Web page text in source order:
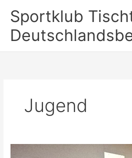
Inhalt
springen
Sportklub
Jugend